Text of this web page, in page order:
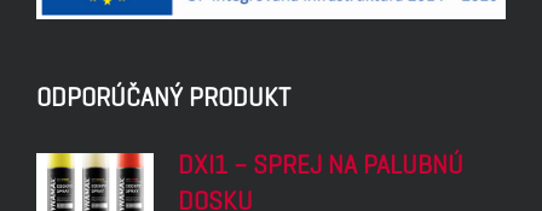
ODPORÚČANÝ PRODUKT
DXI1 – SPREJ NA PALUBNÚ
DOSKU